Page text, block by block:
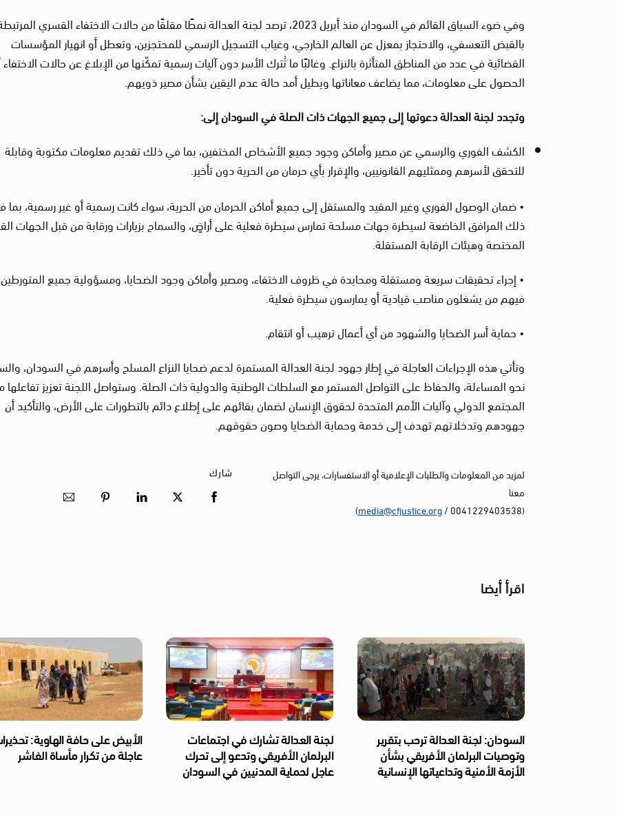
وفي ضوء السياق القائم في السودان منذ أبريل 2023، ترصد لجنة العدالة نمطًا مقلقًا من حالات الاختفاء القسري
بالقبض التعسفي، والاحتجاز بمعزل عن العالم الخارجي، وغياب التسجيل الرسمي للمحتجزين، وتعطل أو انهيار المؤسسات
القضائية في عدد من المناطق المتأثرة بالنزاع. وغالبًا ما تُترك الأسر دون آليات رسمية تمكّنها من الإبلاغ عن حالات الاختفاء
الحصول على معلومات، مما يضاعف معاناتها ويطيل أمد حالة عدم اليقين بشأن مصير ذويهم.
وتجدد لجنة العدالة دعوتها إلى جميع الجهات ذات الصلة في السودان إلى:
الكشف الفوري والرسمي عن مصير وأماكن وجود جميع الأشخاص المختفين، بما في ذلك تقديم معلومات مكتوبة وقابلة
للتحقق لأسرهم وممثليهم القانونيين، والإقرار بأي حرمان من الحرية دون تأخير.
• ضمان الوصول الفوري وغير المقيد والمستقل إلى جميع أماكن الحرمان من الحرية، سواء كانت رسمية أو غير رسمية، بما
ذلك المرافق الخاضعة لسيطرة جهات مسلحة تمارس سيطرة فعلية على أراضٍ، والسماح بزيارات ورقابة من قبل الجهات
المختصة وهيئات الرقابة المستقلة.
• إجراء تحقيقات سريعة ومستقلة ومحايدة في ظروف الاختفاء، ومصير وأماكن وجود الضحايا، ومسؤولية جميع
فيهم من يشغلون مناصب قيادية أو يمارسون سيطرة فعلية.
• حماية أسر الضحايا والشهود من أي أعمال ترهيب أو انتقام.
وتأتي هذه الإجراءات العاجلة في إطار جهود لجنة العدالة المستمرة لدعم ضحايا النزاع المسلح وأسرهم في السودان،
نحو المساءلة، والحفاظ على التواصل المستمر مع السلطات الوطنية والدولية ذات الصلة. وستواصل اللجنة تعزيز تفاعلها
المجتمع الدولي وآليات الأمم المتحدة لحقوق الإنسان لضمان بقائهم على إطلاع دائم بالتطورات على الأرض، والتأكيد أن
جهودهم وتدخلاتهم تهدف إلى خدمة وحماية الضحايا وصون حقوقهم.
لمزيد من المعلومات والطلبات الإعلامية أو الاستفسارات، يرجى التواصل
معنا
(0041229403538 /
media@cfjustice.org
)
شارك
اقرأ أيضا
السودان: لجنة العدالة ترحب بتقرير
وتوصيات البرلمان الأفريقي بشأن
الأزمة الأمنية وتداعياتها الإنسانية
لجنة العدالة تشارك في اجتماعات
البرلمان الأفريقي وتدعو إلى تحرك
عاجل لحماية المدنيين في السودان
الأبيض على حافة الهاوية:
عاجلة من تكرار مأساة الفاشر